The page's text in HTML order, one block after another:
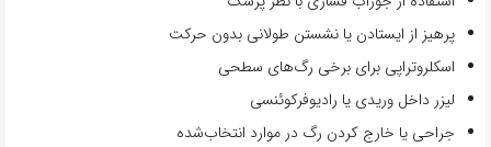
پرهیز از ایستادن یا نشستن طولانی بدون حرکت
اسکلروتراپی برای برخی رگ‌های سطحی
لیزر داخل وریدی یا رادیوفرکوئنسی
جراحی یا خارج کردن رگ در موارد انتخاب‌شده